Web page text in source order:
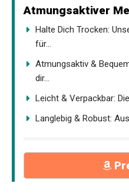
Atmungsaktiver
Halte Dich Trocken:
für...
Atmungsaktiv &
dir...
Leicht & Verpackbar:
Langlebig & Robust: